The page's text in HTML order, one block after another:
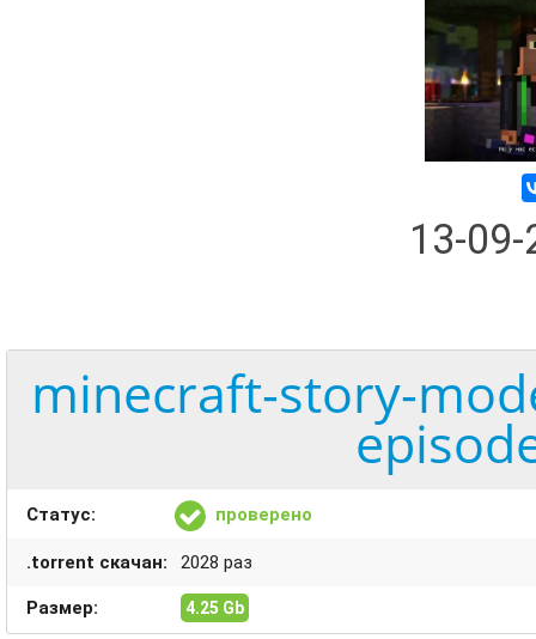
13-
minecraft-story-
Статус: проверено
.torrent скачан: 2028 раз
Размер: 4.25 Gb